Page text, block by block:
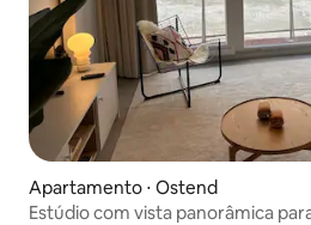
Apartamento ⋅ Ostend
Estúdio com vista panorâmica